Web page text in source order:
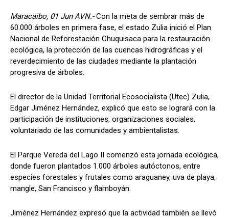
Maracaibo, 01 Jun AVN.-Con la meta de sembrar más de
60.000 árboles en primera fase, el estado Zulia inició el Plan
Nacional de Reforestación Chuquisaca para la restauración
ecológica, la protección de las cuencas hidrográficas y el
reverdecimiento de las ciudades mediante la plantación
progresiva de árboles.
El director de la Unidad Territorial Ecosocialista (Utec) Zulia,
Edgar Jiménez Hernández, explicó que esto se logrará con la
participación de instituciones, organizaciones sociales,
voluntariado de las comunidades y ambientalistas.
El Parque Vereda del Lago II comenzó esta jornada ecológica,
donde fueron plantados 1.000 árboles autóctonos, entre
especies forestales y frutales como araguaney, uva de playa,
mangle, San Francisco y flamboyán.
Jiménez Hernández expresó que la actividad también se llevó